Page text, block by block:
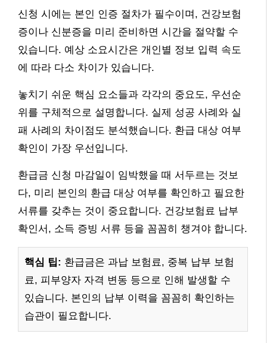
신청 시에는 본인 인증 절차가 필수이며, 건강보험
증이나 신분증을 미리 준비하면 시간을 절약할 수
있습니다. 예상 소요시간은 개인별 정보 입력 속도
에 따라 다소 차이가 있습니다.
놓치기 쉬운 핵심 요소들과 각각의 중요도, 우선순
위를 구체적으로 설명합니다. 실제 성공 사례와 실
패 사례의 차이점도 분석했습니다. 환급 대상 여부
확인이 가장 우선입니다.
환급금 신청 마감일이 임박했을 때 서두르는 것보
다, 미리 본인의 환급 대상 여부를 확인하고 필요한
서류를 갖추는 것이 중요합니다. 건강보험료 납부
확인서, 소득 증빙 서류 등을 꼼꼼히 챙겨야 합니다.
핵심 팁: 환급금은 과납 보험료, 중복 납부 보험
료, 피부양자 자격 변동 등으로 인해 발생할 수
있습니다. 본인의 납부 이력을 꼼꼼히 확인하는
습관이 필요합니다.